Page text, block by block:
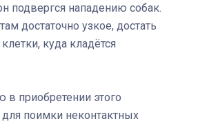
подвергся нападению собак.
достаточно узкое, достать
куда кладётся
приобретении этого
для поимки неконтактных